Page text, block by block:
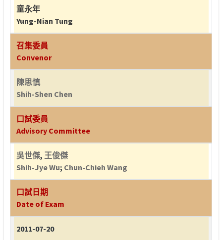
童永年
Yung-Nian Tung
召集委員
Convenor
陳思慎
Shih-Shen Chen
口試委員
Advisory Committee
吳世傑, 王俊傑
Shih-Jye Wu; Chun-Chieh Wang
口試日期
Date of Exam
2011-07-20